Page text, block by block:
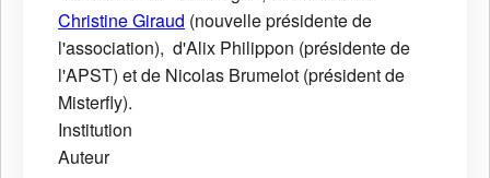
Christine Giraud (nouvelle présidente de
l'association), d'Alix Philippon (présidente de
l'APST) et de Nicolas Brumelot (président de
Misterfly).
Institution
Auteur